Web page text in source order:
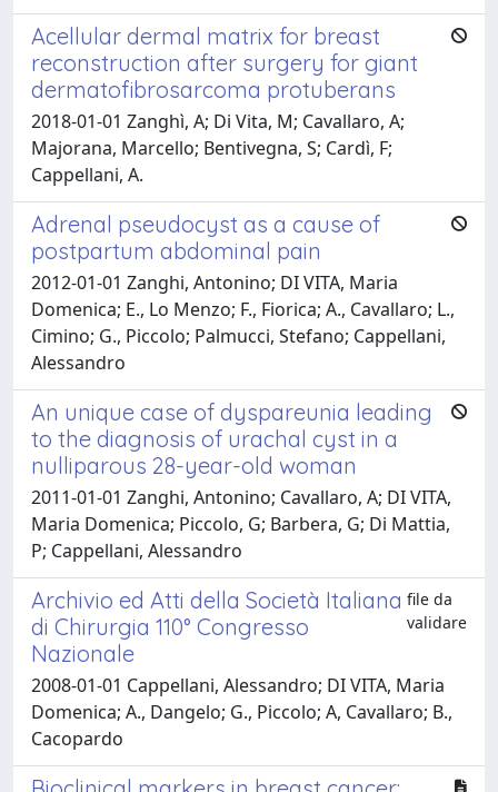
Acellular dermal matrix for breast
reconstruction after surgery for giant
dermatofibrosarcoma protuberans
2018-01-01 Zanghì, A; Di Vita, M; Cavallaro, A;
Majorana, Marcello; Bentivegna, S; Cardì, F;
Cappellani, A.
Adrenal pseudocyst as a cause of
postpartum abdominal pain
2012-01-01 Zanghi, Antonino; DI VITA, Maria
Domenica; E., Lo Menzo; F., Fiorica; A., Cavallaro; L.,
Cimino; G., Piccolo; Palmucci, Stefano; Cappellani,
Alessandro
An unique case of dyspareunia leading
to the diagnosis of urachal cyst in a
nulliparous 28-year-old woman
2011-01-01 Zanghi, Antonino; Cavallaro, A; DI VITA,
Maria Domenica; Piccolo, G; Barbera, G; Di Mattia,
P; Cappellani, Alessandro
Archivio ed Atti della Società Italiana
di Chirurgia 110° Congresso
Nazionale
file da
validare
2008-01-01 Cappellani, Alessandro; DI VITA, Maria
Domenica; A., Dangelo; G., Piccolo; A, Cavallaro; B.,
Cacopardo